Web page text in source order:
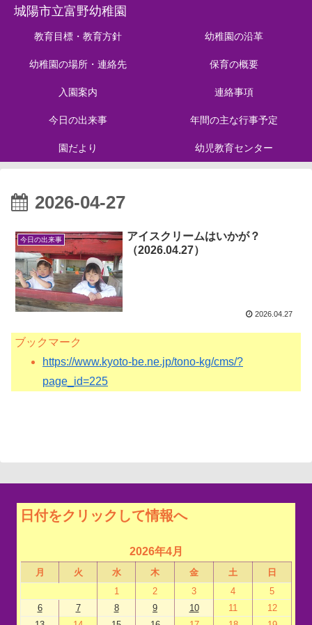
城陽市立富野幼稚園
教育目標・教育方針 幼稚園の沿革
幼稚園の場所・連絡先 保育の概要
入園案内 連絡事項
今日の出来事 年間の主な行事予定
園だより 幼児教育センター
2026-04-27
今日の出来事
アイスクリームはいかが？
（2026.04.27）
2026.04.27
ブックマーク
https://www.kyoto-be.ne.jp/tono-kg/cms/?
page_id=225
日付をクリックして情報へ
2026年4月
月 火 水 木 金 土
日
1
2 3 4
5
6
7 8 9 10 11
12